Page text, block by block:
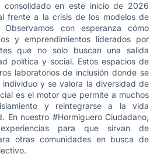
consolidado en este inicio de 2026
frente a la crisis de los modelos de
Observamos con esperanza cómo
y emprendimientos liderados por
que no solo buscan una salida
política y social. Estos espacios de
laboratorios de inclusión donde se
y se valora la diversidad de
es el motor que permite a muchos
y reintegrarse a la vida
En nuestro #Hormiguero Ciudadano,
para que sirvan de
otras comunidades en busca de